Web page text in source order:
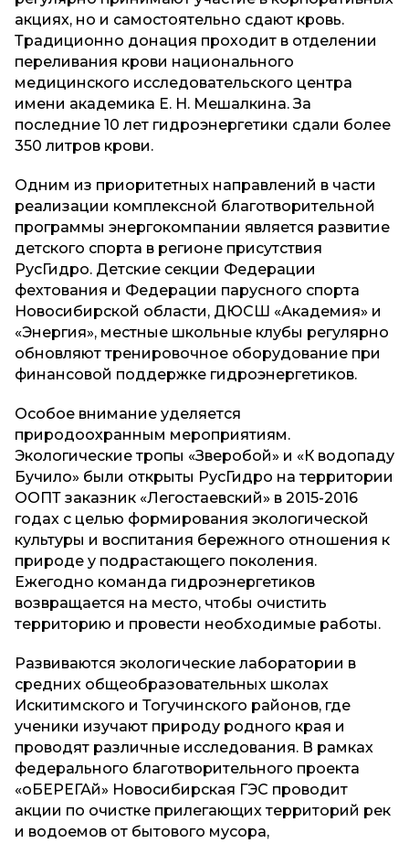
акциях, но и самостоятельно сдают кровь.
Традиционно донация проходит в отделении
переливания крови национального
медицинского исследовательского центра
имени академика Е. Н. Мешалкина. За
последние 10 лет гидроэнергетики сдали более
350 литров крови.
Одним из приоритетных направлений в части
реализации комплексной благотворительной
программы энергокомпании является развитие
детского спорта в регионе присутствия
РусГидро. Детские секции Федерации
фехтования и Федерации парусного спорта
Новосибирской области, ДЮСШ «Академия» и
«Энергия», местные школьные клубы регулярно
обновляют тренировочное оборудование при
финансовой поддержке гидроэнергетиков.
Особое внимание уделяется
природоохранным мероприятиям.
Экологические тропы «Зверобой» и «К водопаду
Бучило» были открыты РусГидро на территории
ООПТ заказник «Легостаевский» в 2015-2016
годах с целью формирования экологической
культуры и воспитания бережного отношения к
природе у подрастающего поколения.
Ежегодно команда гидроэнергетиков
возвращается на место, чтобы очистить
территорию и провести необходимые работы.
Развиваются экологические лаборатории в
средних общеобразовательных школах
Искитимского и Тогучинского районов, где
ученики изучают природу родного края и
проводят различные исследования. В рамках
федерального благотворительного проекта
«оБЕРЕГАй» Новосибирская ГЭС проводит
акции по очистке прилегающих территорий рек
и водоемов от бытового мусора,